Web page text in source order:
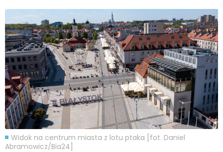
Widok na centrum miasta z lotu ptaka [fot. Daniel
Abramowicz/Bia24]